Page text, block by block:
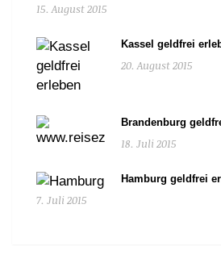
15. August 2015
Kassel geldfrei
20. August 2015
Brandenburg
18. Juli 2015
Hamburg geldfrei
7. Juli 2015